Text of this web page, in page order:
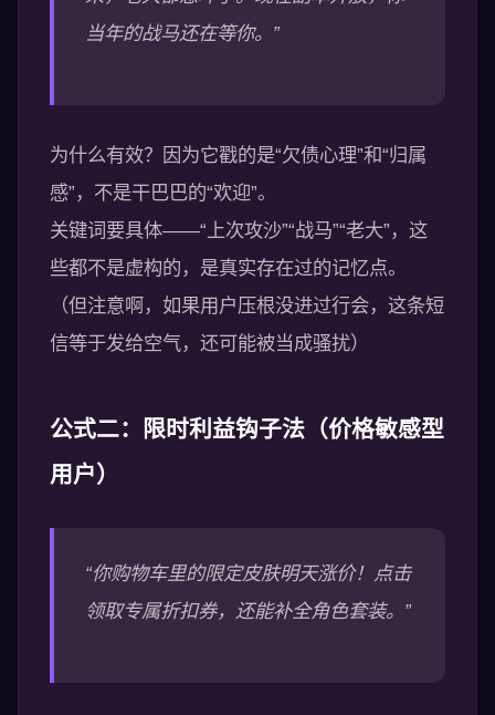
当年的战马还在等你。”
为什么有效？因为它戳的是“欠债心理”和“归属
感”，不是干巴巴的“欢迎”。
关键词要具体——“上次攻沙”“战马”“老大”，这
些都不是虚构的，是真实存在过的记忆点。
（但注意啊，如果用户压根没进过行会，这条短
信等于发给空气，还可能被当成骚扰）
公式二：限时利益钩子法（价格敏感型
用户）
“你购物车里的限定皮肤明天涨价！点击
领取专属折扣券，还能补全角色套装。”